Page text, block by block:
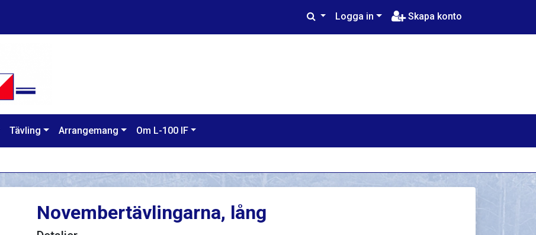
Logga in Skapa konto
Tävling Arrangemang Om L-100 IF
Novembertävlingarna, lång